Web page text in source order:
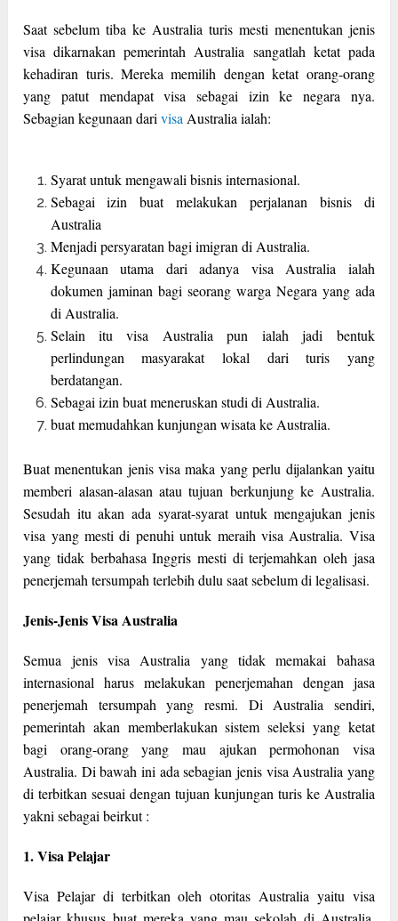
Saat sebelum tiba ke Australia turis mesti menentukan jenis
visa dikarnakan pemerintah Australia sangatlah ketat pada
kehadiran turis. Mereka memilih dengan ketat orang-orang
yang patut mendapat visa sebagai izin ke negara nya.
Sebagian kegunaan darivisa Australia ialah:
Syarat untuk mengawali bisnis internasional.
Sebagai izin buat melakukan perjalanan bisnis di
Australia
Menjadi persyaratan bagi imigran di Australia.
Kegunaan utama dari adanya visa Australia ialah
dokumen jaminan bagi seorang warga Negara yang ada
di Australia.
Selain itu visa Australia pun ialah jadi bentuk
perlindungan masyarakat lokal dari turis yang
berdatangan.
Sebagai izin buat meneruskan studi di Australia.
buat memudahkan kunjungan wisata ke Australia.
Buat menentukan jenis visa maka yang perlu dijalankan yaitu
memberi alasan-alasan atau tujuan berkunjung ke Australia.
Sesudah itu akan ada syarat-syarat untuk mengajukan jenis
visa yang mesti di penuhi untuk meraih visa Australia. Visa
yang tidak berbahasa Inggris mesti di terjemahkan oleh jasa
penerjemah tersumpah terlebih dulu saat sebelum di legalisasi.
Jenis-Jenis Visa Australia
Semua jenis visa Australia yang tidak memakai bahasa
internasional harus melakukan penerjemahan dengan jasa
penerjemah tersumpah yang resmi. Di Australia sendiri,
pemerintah akan memberlakukan sistem seleksi yang ketat
bagi orang-orang yang mau ajukan permohonan visa
Australia. Di bawah ini ada sebagian jenis visa Australia yang
di terbitkan sesuai dengan tujuan kunjungan turis ke Australia
yakni sebagai beirkut :
1. Visa Pelajar
Visa Pelajar di terbitkan oleh otoritas Australia yaitu visa